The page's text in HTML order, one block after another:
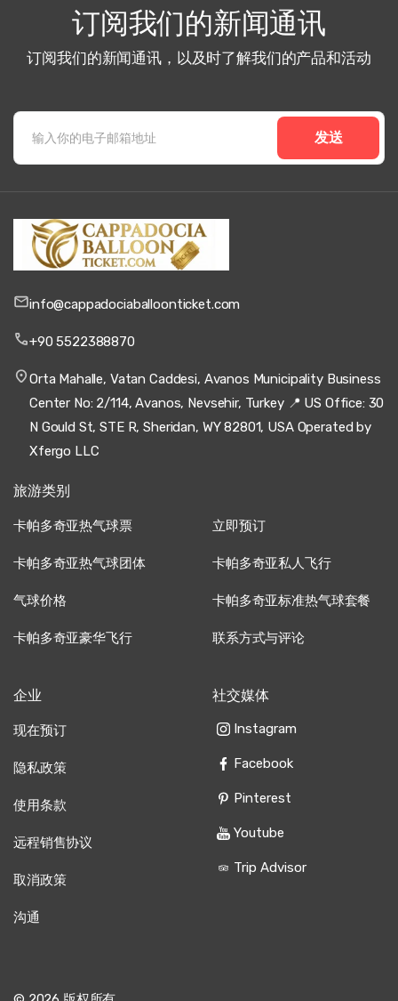
订阅我们的新闻通讯
订阅我们的新闻通讯，以及时了解我们的产品和活动
发送
info@cappadociaballoonticket.com
+90 5522388870
Orta Mahalle, Vatan Caddesi, Avanos Municipality Business
Center No: 2/114, Avanos, Nevsehir, Turkey 📍 US Office: 30
N Gould St, STE R, Sheridan, WY 82801, USA Operated by
Xfergo LLC
旅游类别
卡帕多奇亚热气球票 立即预订
卡帕多奇亚热气球团体 卡帕多奇亚私人飞行
气球价格 卡帕多奇亚标准热气球套餐
卡帕多奇亚豪华飞行 联系方式与评论
企业
现在预订
隐私政策
使用条款
远程销售协议
取消政策
沟通
社交媒体
Instagram
Facebook
Pinterest
Youtube
Trip Advisor